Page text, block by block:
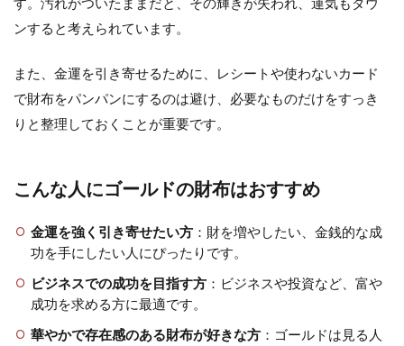
ンすると考えられています。
また、金運を引き寄せるために、レシートや使わないカード
で財布をパンパンにするのは避け、必要なものだけをすっき
りと整理しておくことが重要です。
こんな人にゴールドの財布はおすすめ
金運を強く引き寄せたい方：財を増やしたい、金銭的な成
功を手にしたい人にぴったりです。
ビジネスでの成功を目指す方：ビジネスや投資など、富や
成功を求める方に最適です。
華やかで存在感のある財布が好きな方：ゴールドは見る人